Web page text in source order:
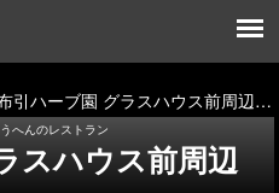
引ハーブ園 グラスハウス前周辺のレストラン
へんのレストラン
スハウス前周辺